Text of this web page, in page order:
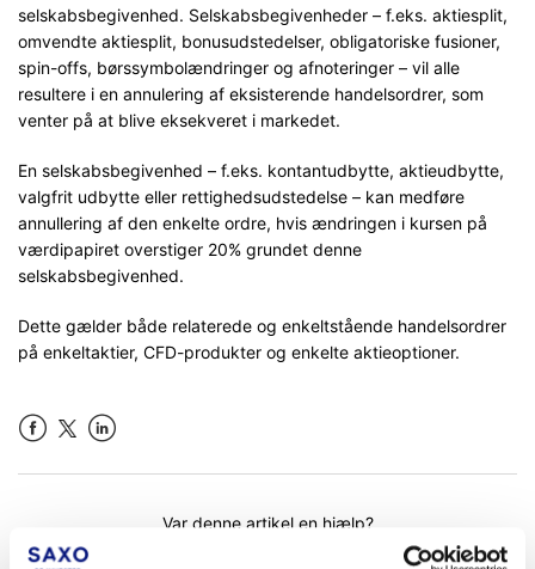
selskabsbegivenhed. Selskabsbegivenheder – f.eks. aktiesplit,
omvendte aktiesplit, bonusudstedelser, obligatoriske fusioner,
spin-offs, børssymbolændringer og afnoteringer – vil alle
resultere i en annulering af eksisterende handelsordrer, som
venter på at blive eksekveret i markedet.
En selskabsbegivenhed – f.eks. kontantudbytte, aktieudbytte,
valgfrit udbytte eller rettighedsudstedelse – kan medføre
annullering af den enkelte ordre, hvis ændringen i kursen på
værdipapiret overstiger 20% grundet denne
selskabsbegivenhed.
Dette gælder både relaterede og enkeltstående handelsordrer
på enkeltaktier, CFD-produkter og enkelte aktieoptioner.
Var denne artikel en hjælp?